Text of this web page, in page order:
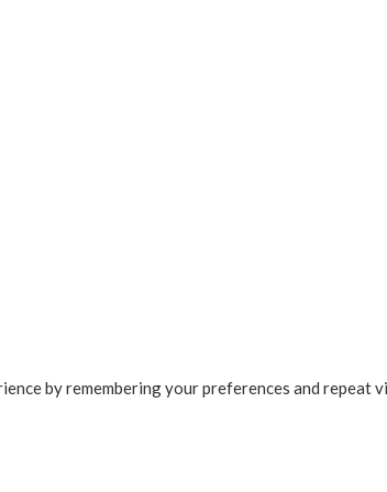
by remembering your preferences and repeat